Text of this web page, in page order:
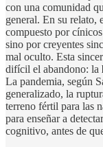
con una comunidad
general. En su relato,
compuesto por
sino por creyentes
mal oculto. Esta
difícil el abandono: la
La pandemia, según
generalizado, la
terreno fértil para las
para enseñar a
cognitivo, antes de